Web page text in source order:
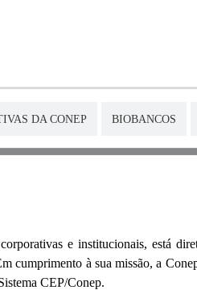
DA CONEP BIOBANCOS
e institucionais, está
cumprimento à sua missão, a
CEP/Conep.